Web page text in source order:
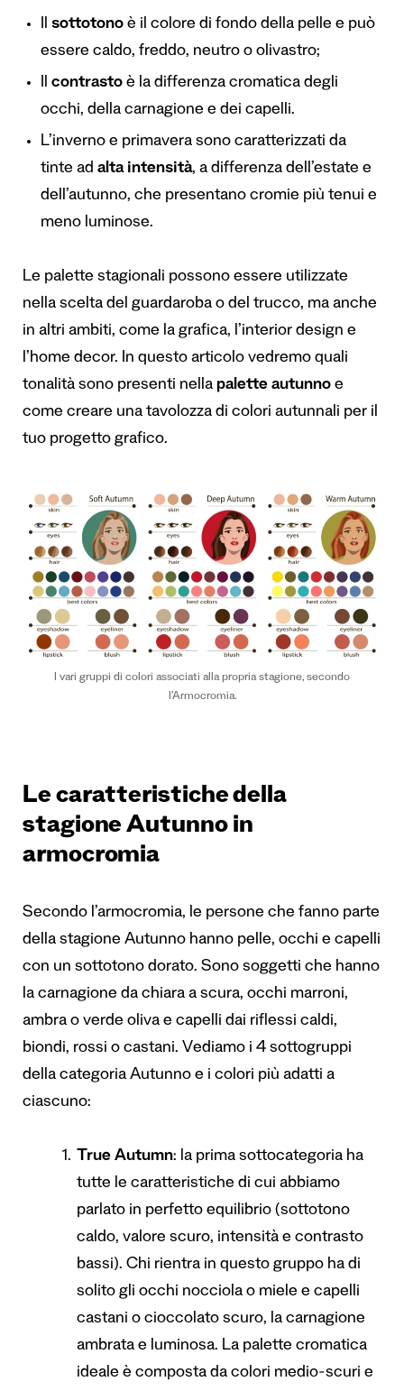
Il sottotono è il colore di fondo della pelle e può
essere caldo, freddo, neutro o olivastro;
Il contrasto è la differenza cromatica degli
occhi, della carnagione e dei capelli.
L’inverno e primavera sono caratterizzati da
tinte ad alta intensità, a differenza dell’estate e
dell’autunno, che presentano cromie più tenui e
meno luminose.
Le palette stagionali possono essere utilizzate
nella scelta del guardaroba o del trucco, ma anche
in altri ambiti, come la grafica, l’interior design e
l’home decor. In questo articolo vedremo quali
tonalità sono presenti nella palette autunno e
come creare una tavolozza di colori autunnali per il
tuo progetto grafico.
I vari gruppi di colori associati alla propria stagione, secondo
l’Armocromia.
Le caratteristiche della
stagione Autunno in
armocromia
Secondo l’armocromia, le persone che fanno parte
della stagione Autunno hanno pelle, occhi e capelli
con un sottotono dorato. Sono soggetti che hanno
la carnagione da chiara a scura, occhi marroni,
ambra o verde oliva e capelli dai riflessi caldi,
biondi, rossi o castani. Vediamo i 4 sottogruppi
della categoria Autunno e i colori più adatti a
ciascuno:
True Autumn: la prima sottocategoria ha
tutte le caratteristiche di cui abbiamo
parlato in perfetto equilibrio (sottotono
caldo, valore scuro, intensità e contrasto
bassi). Chi rientra in questo gruppo ha di
solito gli occhi nocciola o miele e capelli
castani o cioccolato scuro, la carnagione
ambrata e luminosa. La palette cromatica
ideale è composta da colori medio-scuri e